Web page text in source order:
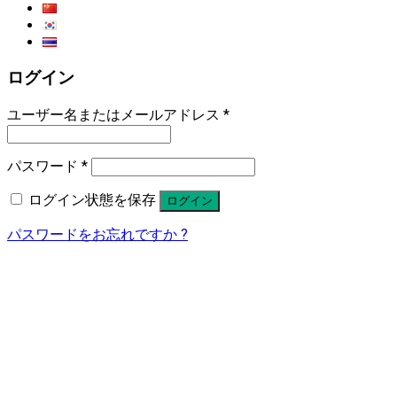
ログイン
ユーザー名またはメールアドレス *
パスワード *
ログイン状態を保存
ログイン
パスワードをお忘れですか ?